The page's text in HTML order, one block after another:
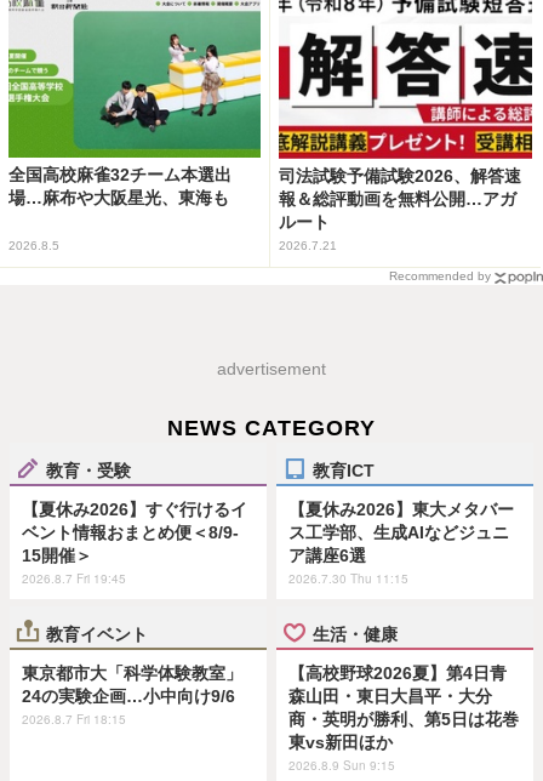
全国高校麻雀32チーム本選出
場…麻布や大阪星光、東海も
2026.8.5
司法試験予備試験2026、解答速
報＆総評動画を無料公開…アガ
ルート
2026.7.21
Recommended by
advertisement
NEWS CATEGORY
教育・受験
【夏休み2026】すぐ行けるイ
ベント情報おまとめ便＜8/9-
15開催＞
2026.8.7 Fri 19:45
教育ICT
【夏休み2026】東大メタバー
ス工学部、生成AIなどジュニ
ア講座6選
2026.7.30 Thu 11:15
教育イベント
東京都市大「科学体験教室」
24の実験企画…小中向け9/6
2026.8.7 Fri 18:15
生活・健康
【高校野球2026夏】第4日青
森山田・東日大昌平・大分
商・英明が勝利、第5日は花巻
東vs新田ほか
2026.8.9 Sun 9:15